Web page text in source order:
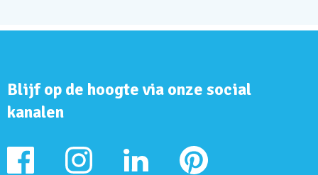
Blijf op de hoogte via onze social
kanalen